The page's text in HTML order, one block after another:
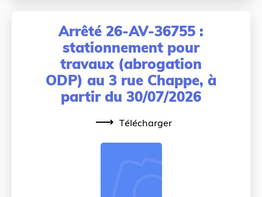
Arrêté 26-AV-36755 :
stationnement pour
travaux (abrogation
ODP) au 3 rue Chappe, à
partir du 30/07/2026
Télécharger